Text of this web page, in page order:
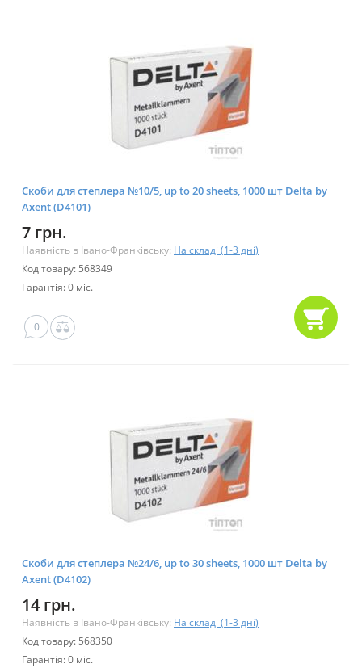
Скоби для степлера №10/5, up to 20 sheets, 1000 шт Delta by
Axent (D4101)
7 грн.
Наявність в Івано-Франківську: На складі (1-3 дні)
Код товару: 568349
Гарантія: 0 міс.
0
Скоби для степлера №24/6, up to 30 sheets, 1000 шт Delta by
Axent (D4102)
14 грн.
Наявність в Івано-Франківську: На складі (1-3 дні)
Код товару: 568350
Гарантія: 0 міс.